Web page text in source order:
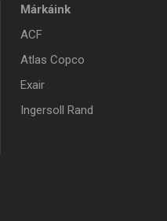
Márkáink
ACF
Atlas Copco
Exair
Ingersoll Rand